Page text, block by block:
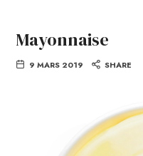
Mayonnaise
9 MARS 2019 SHARE